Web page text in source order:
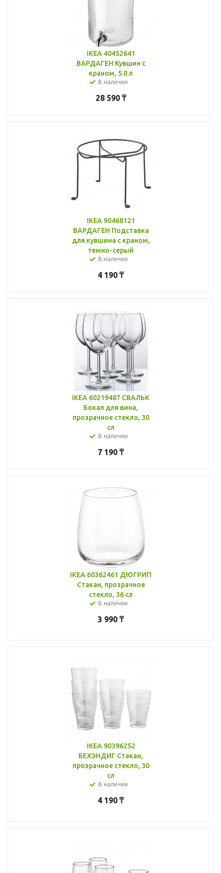
IKEA 40452641
ВАРДАГЕН Кувшин с
краном, 5.0 л
В наличии
28 590₸
IKEA 90468121
ВАРДАГЕН Подставка
для кувшина с краном,
темно-серый
В наличии
4 190 ₸
IKEA 60219487 СВАЛЬК
Бокал для вина,
прозрачное стекло, 30
сл
В наличии
7 190 ₸
IKEA 60362461 ДЮГРИП
Стакан, прозрачное
стекло, 36 сл
В наличии
3 990 ₸
IKEA 90396252
БЕХЭНДИГ Стакан,
прозрачное стекло, 30
сл
В наличии
4 190 ₸